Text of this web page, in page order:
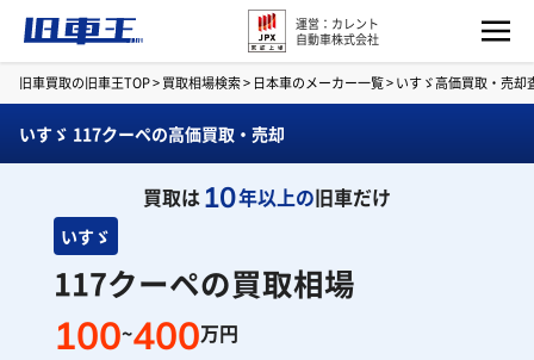
運営：カレント
自動車株式会社
旧車買取の旧車王TOP>買取相場検索> 日本車のメーカー一覧>いすゞ高価買取・売却
いすゞ 117クーペの高価買取・売却
買取は10年以上の旧車だけ
いすゞ
117クーペの買取相場
100~400万円